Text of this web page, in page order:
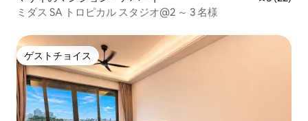
ミダス SA トロピカル スタジオ@2 ～ 3 名様
ゲストチョイス
ゲストチョイス